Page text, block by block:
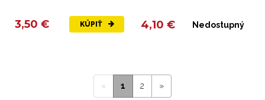
3,50 € KÚPIŤ 4,10 € Nedostupný
« 1 2 »